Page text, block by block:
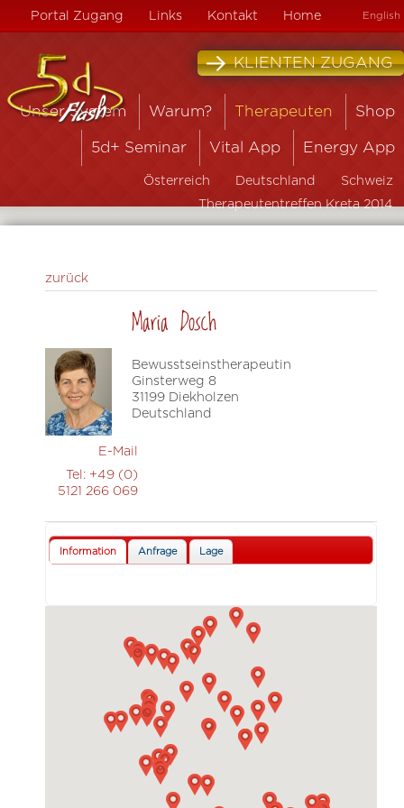
Portal Zugang Links Kontakt Home English
KLIENTEN ZUGANG
Unser System Warum? Therapeuten Shop
5d+ Seminar Vital App Energy App
Österreich Deutschland
Schweiz
Therapeutentreffen Kreta 2014
zurück
Maria Dosch
Bewusstseinstherapeutin
Ginsterweg 8
31199 Diekholzen
Deutschland
E-Mail
Tel: +49 (0)
5121 266 069
Information Anfrage Lage